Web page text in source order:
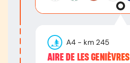
A4 - km 245
AIRE DE LES GENIÈVRES